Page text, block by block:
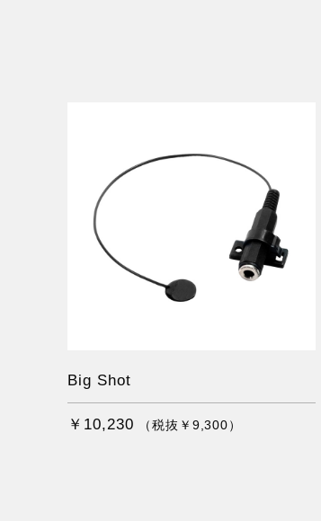
Big Shot
￥10,230 （税抜￥9,300）